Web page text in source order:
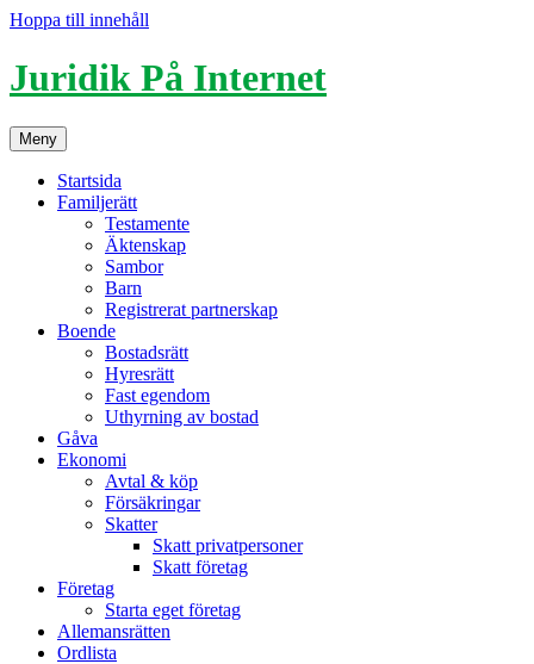
Hoppa till innehåll
Juridik På Internet
Meny
Startsida
Familjerätt
Testamente
Äktenskap
Sambor
Barn
Registrerat partnerskap
Boende
Bostadsrätt
Hyresrätt
Fast egendom
Uthyrning av bostad
Gåva
Ekonomi
Avtal & köp
Försäkringar
Skatter
Skatt privatpersoner
Skatt företag
Företag
Starta eget företag
Allemansrätten
Ordlista